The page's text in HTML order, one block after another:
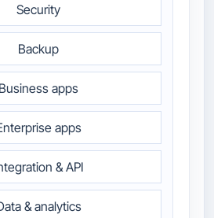
Security
Backup
Business apps
apps
& API
& analytics